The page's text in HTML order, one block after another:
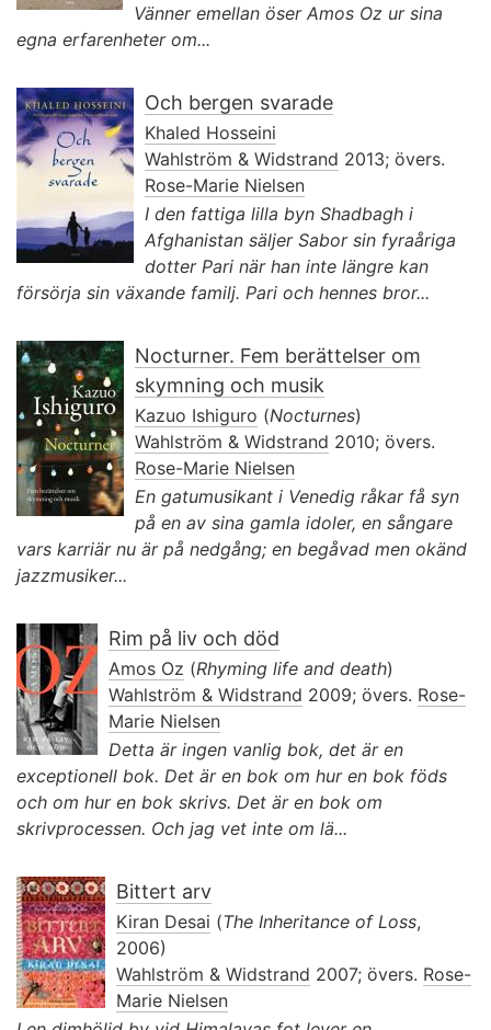
Vänner emellan öser Amos Oz ur sina
egna erfarenheter om...
Och bergen svarade
Khaled Hosseini
Wahlström & Widstrand 2013; övers.
Rose-Marie Nielsen
I den fattiga lilla byn Shadbagh i
Afghanistan säljer Sabor sin fyraåriga
dotter Pari när han inte längre kan
försörja sin växande familj. Pari och hennes bror...
Nocturner. Fem berättelser om
skymning och musik
Kazuo Ishiguro (Nocturnes)
Wahlström & Widstrand 2010; övers.
Rose-Marie Nielsen
En gatumusikant i Venedig råkar få syn
på en av sina gamla idoler, en sångare
vars karriär nu är på nedgång; en begåvad men okänd
jazzmusiker...
Rim på liv och död
Amos Oz (Rhyming life and death)
Wahlström & Widstrand 2009; övers. Rose-
Marie Nielsen
Detta är ingen vanlig bok, det är en
exceptionell bok. Det är en bok om hur en bok föds
och om hur en bok skrivs. Det är en bok om
skrivprocessen. Och jag vet inte om lä...
Bittert arv
Kiran Desai (The Inheritance of Loss,
2006)
Wahlström & Widstrand 2007; övers. Rose-
Marie Nielsen